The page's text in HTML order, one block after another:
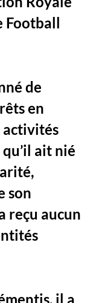
Football
de
en
activités
ait nié
son
reçu aucun
il a